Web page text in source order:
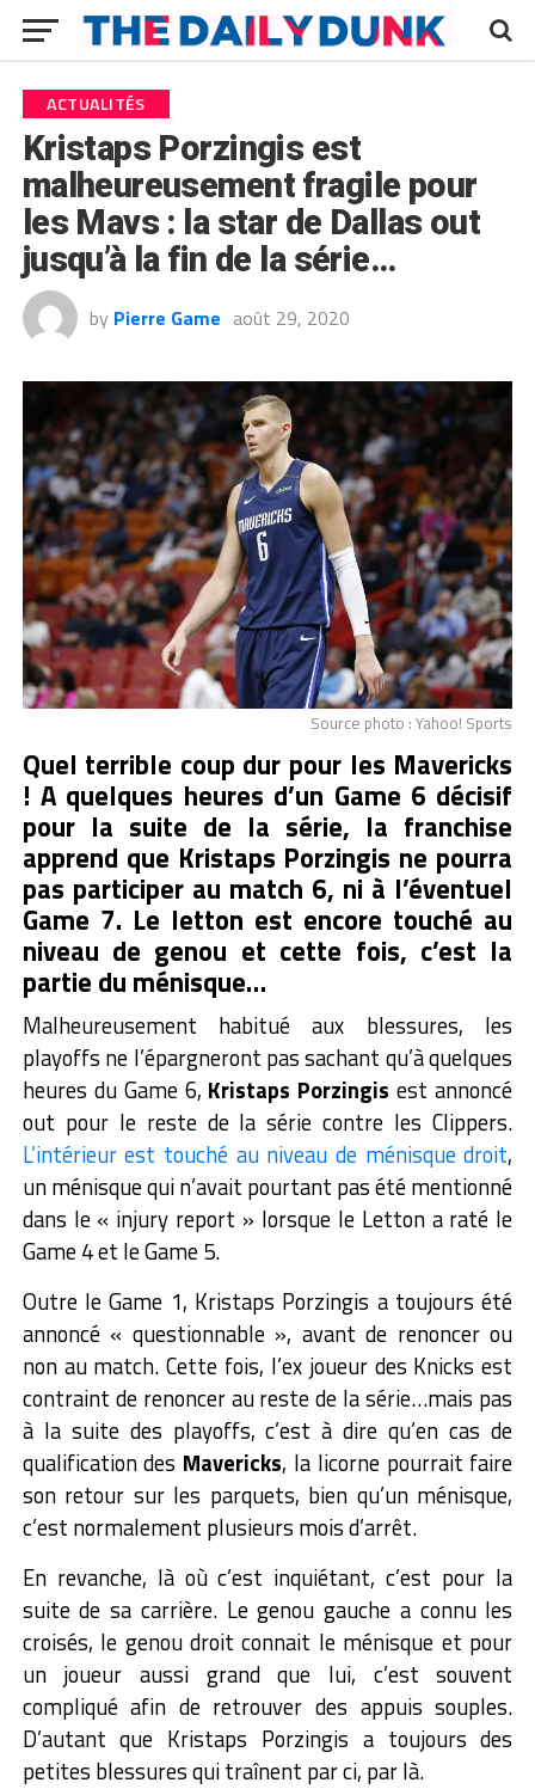
ACTUALITÉS
Kristaps Porzingis est
malheureusement fragile pour
les Mavs : la star de Dallas out
jusqu’à la fin de la série…
by Pierre Game août 29, 2020
Source photo : Yahoo! Sports
Quel terrible coup dur pour les Mavericks
! A quelques heures d’un Game 6 décisif
pour la suite de la série, la franchise
apprend que Kristaps Porzingis ne pourra
pas participer au match 6, ni à l’éventuel
Game 7. Le letton est encore touché au
niveau de genou et cette fois, c’est la
partie du ménisque…
Malheureusement habitué aux blessures, les
playoffs ne l’épargneront pas sachant qu’à quelques
heures du Game 6, Kristaps Porzingis est annoncé
out pour le reste de la série contre les Clippers.
L’intérieur est touché au niveau de ménisque droit,
un ménisque qui n’avait pourtant pas été mentionné
dans le « injury report » lorsque le Letton a raté le
Game 4 et le Game 5.
Outre le Game 1, Kristaps Porzingis a toujours été
annoncé « questionnable », avant de renoncer ou
non au match. Cette fois, l’ex joueur des Knicks est
contraint de renoncer au reste de la série…mais pas
à la suite des playoffs, c’est à dire qu’en cas de
qualification des Mavericks, la licorne pourrait faire
son retour sur les parquets, bien qu’un ménisque,
c’est normalement plusieurs mois d’arrêt.
En revanche, là où c’est inquiétant, c’est pour la
suite de sa carrière. Le genou gauche a connu les
croisés, le genou droit connait le ménisque et pour
un joueur aussi grand que lui, c’est souvent
compliqué afin de retrouver des appuis souples.
D’autant que Kristaps Porzingis a toujours des
petites blessures qui traînent par ci, par là.